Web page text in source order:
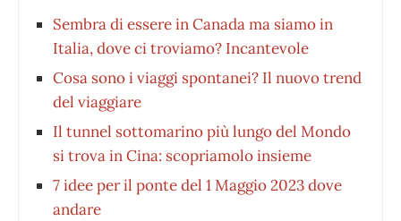
Sembra di essere in Canada ma siamo in
Italia, dove ci troviamo? Incantevole
Cosa sono i viaggi spontanei? Il nuovo trend
del viaggiare
Il tunnel sottomarino più lungo del Mondo
si trova in Cina: scopriamolo insieme
7 idee per il ponte del 1 Maggio 2023 dove
andare